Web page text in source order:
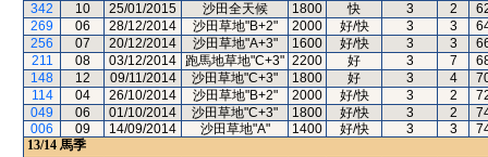
342
10 25/01/2015 沙田全天候 1800 快 3 2
269
06 28/12/2014 沙田草地"B+2" 2000 好/快 3 3
256
07 20/12/2014 沙田草地"A+3" 1600 好/快 3 3
211
08 03/12/2014 跑馬地草地"C+3" 2200 好 3 7
148
12 09/11/2014 沙田草地"C+3" 1800 好 3 4
114
04 26/10/2014 沙田草地"B+2" 2000 好/快 3 2
049
06 01/10/2014 沙田草地"C+3" 1800 好/快 3 2
006
09 14/09/2014 沙田草地"A" 1400 好/快 3 3
13/14 馬季